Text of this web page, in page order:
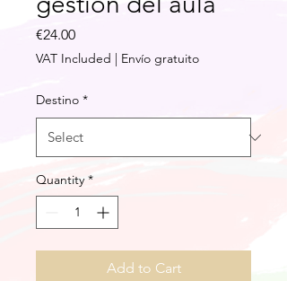
€24.00Price
VAT Included | Envío gratuito
Destino *
Quantity *
Add to Cart